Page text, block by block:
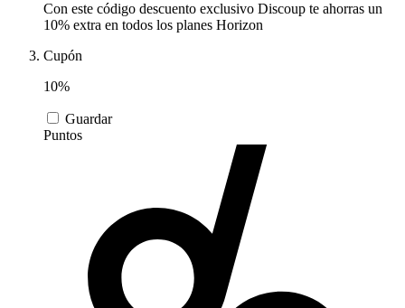
Con este código descuento exclusivo Discoup te ahorras un
10% extra en todos los planes Horizon
Cupón
10%
Guardar
Puntos